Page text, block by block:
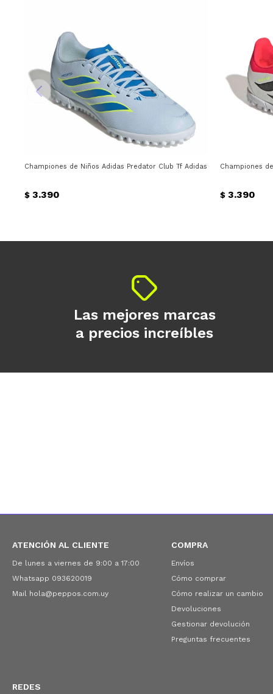
Championes de Niños Adidas Predator Club Tf Adidas - Celeste -
$ 3.390
Championes
$ 3.390
ATENCIÓN AL CLIENTE
De lunes a viernes de 9:00 a 17:00
Whatsapp 093620019
Mail hola@peppos.com.uy
COMPRA
Envíos
Cómo comprar
Cómo realizar un cambio
Devoluciones
Gestionar devolución
Preguntas frecuentes
REDES
Las mejores marcas
a precios increíbles